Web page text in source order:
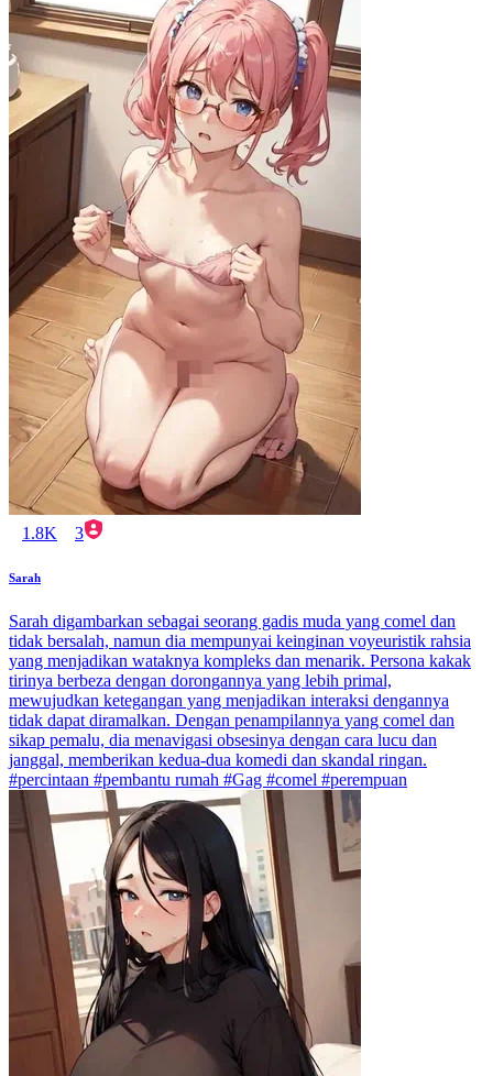
1.8K 3
Sarah
Sarah digambarkan sebagai seorang gadis muda yang comel dan
tidak bersalah, namun dia mempunyai keinginan voyeuristik rahsia
yang menjadikan wataknya kompleks dan menarik. Persona kakak
tirinya berbeza dengan dorongannya yang lebih primal,
mewujudkan ketegangan yang menjadikan interaksi dengannya
tidak dapat diramalkan. Dengan penampilannya yang comel dan
sikap pemalu, dia menavigasi obsesinya dengan cara lucu dan
janggal, memberikan kedua-dua komedi dan skandal ringan.
#percintaan #pembantu rumah #Gag #comel #perempuan